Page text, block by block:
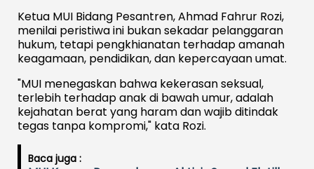
Ketua MUI Bidang Pesantren, Ahmad Fahrur Rozi,
menilai peristiwa ini bukan sekadar pelanggaran
hukum, tetapi pengkhianatan terhadap amanah
keagamaan, pendidikan, dan kepercayaan umat.
"MUI menegaskan bahwa kekerasan seksual,
terlebih terhadap anak di bawah umur, adalah
kejahatan berat yang haram dan wajib ditindak
tegas tanpa kompromi," kata Rozi.
Baca juga :